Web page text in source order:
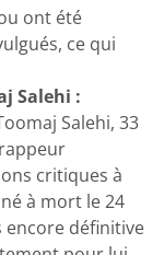
ont été
ce qui
Salehi :
Salehi, 33
critiques à
à mort le 24
encore définitive